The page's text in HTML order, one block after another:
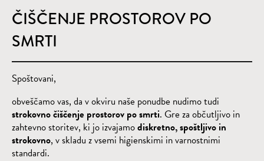
ČIŠČENJE PROSTOROV PO
SMRTI
Spoštovani,
obveščamo vas, da v okviru naše ponudbe nudimo tudi
strokovno čiščenje prostorov po smrti. Gre za občutljivo in
zahtevno storitev, ki jo izvajamodiskretno, spoštljivo in
strokovno, v skladu z vsemi higienskimi in varnostnimi
standardi.